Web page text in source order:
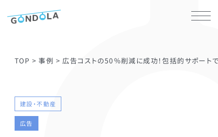
TOP >事例 > 広告コストの50％削減に成功！包括的サポー
建設・不動産
広告